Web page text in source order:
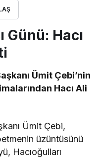
Günü: Hacı
Ümit Çebi’nin
Hacı Ali
Ümit Çebi,
üzüntüsünü
Hacıoğulları